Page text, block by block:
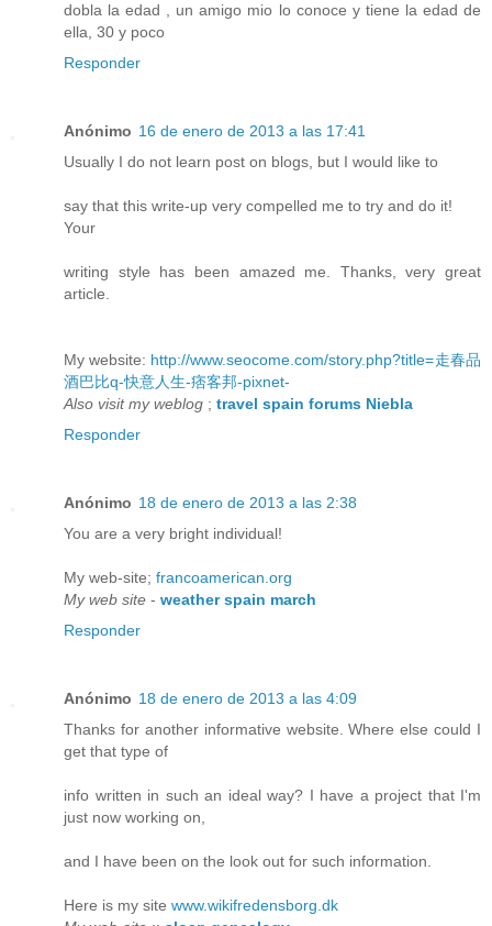
dobla la edad , un amigo mio lo conoce y tiene la edad de
ella, 30 y poco
Responder
Anónimo 16 de enero de 2013 a las 17:41
Usually I do not learn post on blogs, but I would like to
say that this write-up very compelled me to try and do it!
Your
writing style has been amazed me. Thanks, very great
article.
My website: http://www.seocome.com/story.php?title=走春品
酒巴比q-快意人生-痞客邦-pixnet-
Also visit my weblog ; travel spain forums Niebla
Responder
Anónimo 18 de enero de 2013 a las 2:38
You are a very bright individual!
My web-site; francoamerican.org
My web site - weather spain march
Responder
Anónimo 18 de enero de 2013 a las 4:09
Thanks for another informative website. Where else could I
get that type of
info written in such an ideal way? I have a project that I'm
just now working on,
and I have been on the look out for such information.
Here is my site www.wikifredensborg.dk